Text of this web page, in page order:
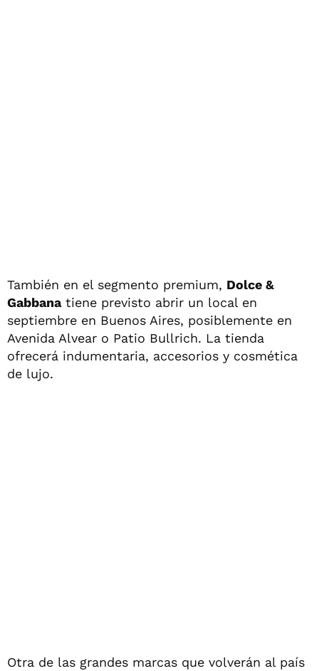
También en el segmento premium, Dolce &
Gabbanatiene previsto abrir un local en
septiembre en Buenos Aires, posiblemente en
Avenida Alvear o Patio Bullrich. La tienda
ofrecerá indumentaria, accesorios y cosmética
de lujo.
Otra de las grandes marcas que volverán al país